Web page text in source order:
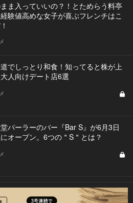
ま入っていいの？！とためらう料亭
験値高めな女子が喜ぶフレンチはこ
でしっとり和食！知ってると株が上
人向けデート店6選
パーラーのバー『Bar S』が6月3日
オープン。6つの＂S＂とは？